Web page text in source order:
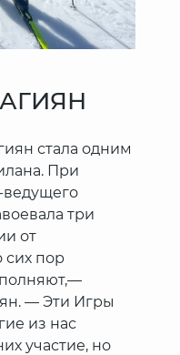
стала одним
При
три
от
сих пор
— Эти Игры
из нас
участие, но